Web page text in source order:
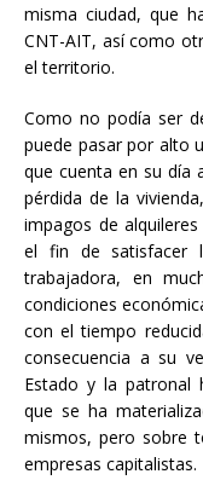
misma ciudad, que
CNT-AIT, así como
el territorio.
Como no podía ser
puede pasar por alto
que cuenta en su día
pérdida de la
impagos de
el fin de satisfacer
trabajadora, en
condiciones
con el tiempo
consecuencia a su
Estado y la patronal
que se ha
mismos, pero sobre
empresas capitalistas.